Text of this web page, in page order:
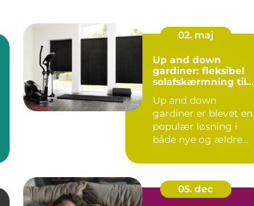
02. maj
Up and down
gardiner: fleksibel
solafskærmning til
Up and down
gardiner er blevet en
populær løsning i
både nye og ældre
05. dec